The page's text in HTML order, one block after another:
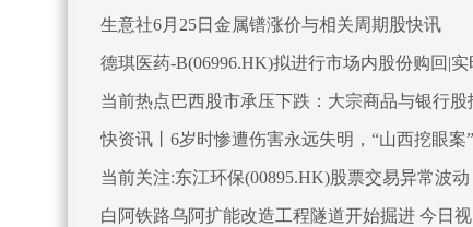
生意社6月25日金属镨涨价与相关周期股快讯
德琪医药-B(06996.HK)拟进行市场内股份购回|实
当前热点巴西股市承压下跌：大宗商品与银行股
快资讯丨6岁时惨遭伤害永远失明，“山西挖眼
当前关注:东江环保(00895.HK)股票交易异常波
白阿铁路乌阿扩能改造工程隧道开始掘进 今日